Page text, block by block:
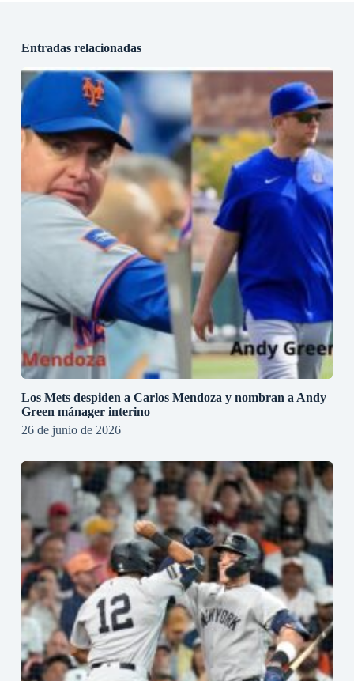
Entradas relacionadas
Los Mets despiden a Carlos Mendoza y nombran a Andy
Green mánager interino
26 de junio de 2026